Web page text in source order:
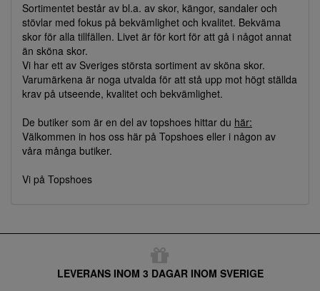
Sortimentet består av bl.a. av skor, kängor, sandaler och
stövlar med fokus på bekvämlighet och kvalitet. Bekväma
skor för alla tillfällen. Livet är för kort för att gå i något annat
än sköna skor.
Vi har ett av Sveriges största sortiment av sköna skor.
Varumärkena är noga utvalda för att stå upp mot högt ställda
krav på utseende, kvalitet och bekvämlighet.
De butiker som är en del av topshoes hittar du här:
Välkommen in hos oss här på Topshoes eller i någon av
våra många butiker.
Vi på Topshoes
LEVERANS INOM 3 DAGAR INOM SVERIGE